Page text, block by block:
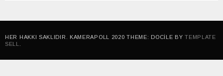
HER HAKKI SAKLIDIR. KAMERAPOLL 2020 THEME: DOCILE BYTEMPLATE
SELL